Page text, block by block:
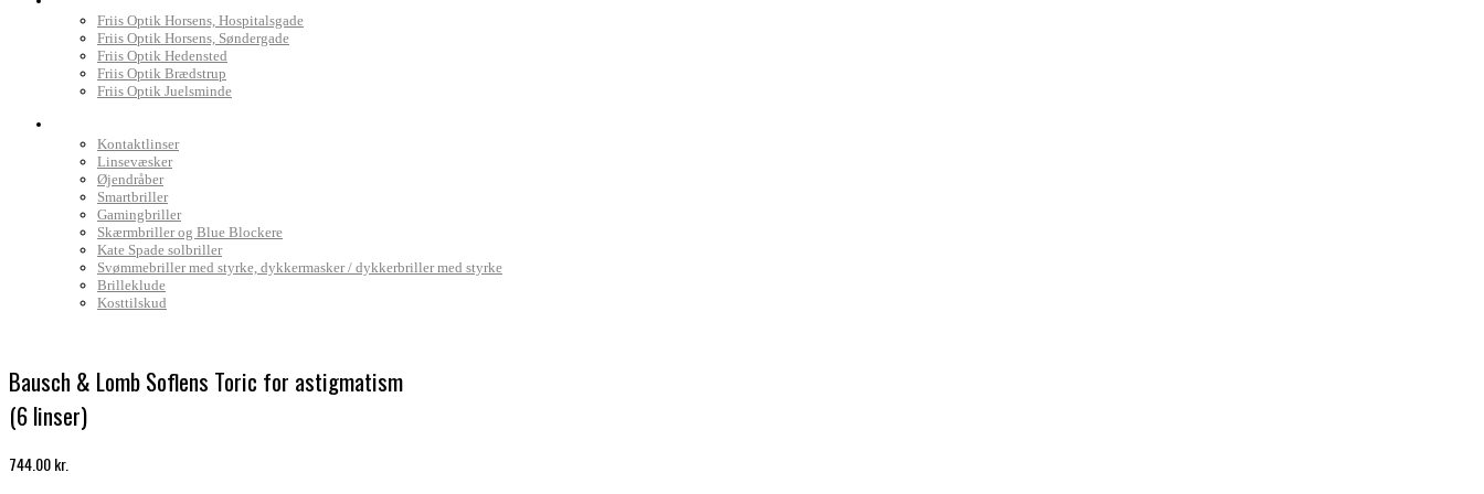
Friis Optik Horsens, Hospitalsgade
Friis Optik Horsens, Søndergade
Friis Optik Hedensted
Friis Optik Brædstrup
Friis Optik Juelsminde
Kontaktlinser
Linsevæsker
Øjendråber
Smartbriller
Gamingbriller
Skærmbriller og Blue Blockere
Kate Spade solbriller
Svømmebriller med styrke, dykkermasker / dykkerbriller med styrke
Brilleklude
Kosttilskud
Bausch & Lomb Soflens Toric for astigmatism
(6 linser)
744.00kr.